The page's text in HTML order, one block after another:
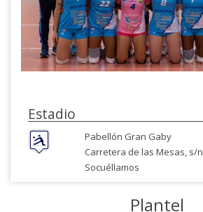
Estadio
Pabellón Gran Gaby
Carretera de las Mesas, s/n
Socuéllamos
Plantel